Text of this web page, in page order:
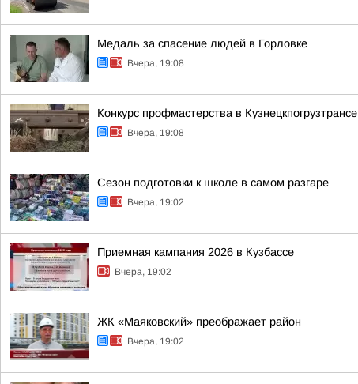
Медаль за спасение людей в Горловке
Вчера, 19:08
Конкурс профмастерства в Кузнецкпогрузтрансе
Вчера, 19:08
Сезон подготовки к школе в самом разгаре
Вчера, 19:02
Приемная кампания 2026 в Кузбассе
Вчера, 19:02
ЖК «Маяковский» преображает район
Вчера, 19:02